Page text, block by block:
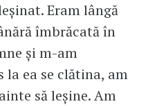
Eram lângă
îmbrăcată în
și m-am
la ea se clătina, am
să leșine. Am